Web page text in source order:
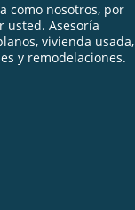
como nosotros, por
usted. Asesoría
vivienda usada,
y remodelaciones.